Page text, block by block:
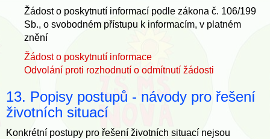
Žádost o poskytnutí informací podle zákona č. 106/199
Sb., o svobodném přístupu k informacím, v platném
znění
Žádost o poskytnutí informace
Odvolání proti rozhodnutí o odmítnutí žádosti
13. Popisy postupů - návody pro řešení
životních situací
Konkrétní postupy pro řešení životních situací nejsou